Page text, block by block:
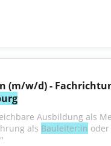
(m/w/d) -
Ausbildung als
als Bauleiter:in